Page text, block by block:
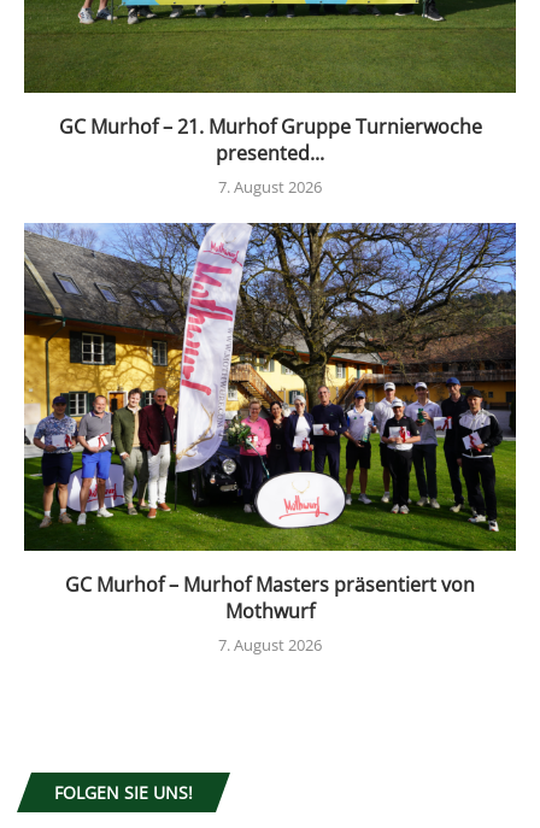
GC Murhof – 21. Murhof Gruppe Turnierwoche
presented...
7. August 2026
GC Murhof – Murhof Masters präsentiert von
Mothwurf
7. August 2026
FOLGEN SIE UNS!